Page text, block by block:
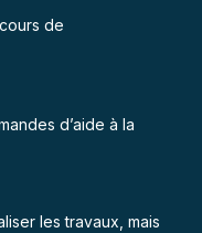
de
d’aide à la
les travaux, mais